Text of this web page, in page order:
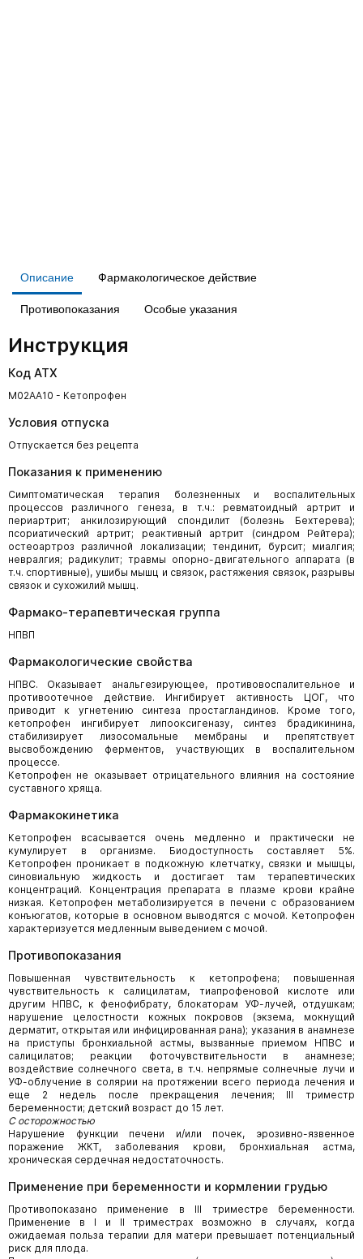
Описание Фармакологическое действие
Противопоказания Особые указания
Инструкция
Код АТХ
M02AA10 - Кетопрофен
Условия отпуска
Отпускается без рецепта
Показания к применению
Симптоматическая терапия болезненных и воспалительных
процессов различного генеза, в т.ч.: ревматоидный артрит и
периартрит; анкилозирующий спондилит (болезнь Бехтерева);
псориатический артрит; реактивный артрит (синдром Рейтера);
остеоартроз различной локализации; тендинит, бурсит; миалгия;
невралгия; радикулит; травмы опорно-двигательного аппарата (в
т.ч. спортивные), ушибы мышц и связок, растяжения связок, разрывы
связок и сухожилий мышц.
Фармако-терапевтическая группа
НПВП
Фармакологические свойства
НПВС. Оказывает анальгезирующее, противовоспалительное и
противоотечное действие. Ингибирует активность ЦОГ, что
приводит к угнетению синтеза простагландинов. Кроме того,
кетопрофен ингибирует липооксигеназу, синтез брадикинина,
стабилизирует лизосомальные мембраны и препятствует
высвобождению ферментов, участвующих в воспалительном
процессе.
Кетопрофен не оказывает отрицательного влияния на состояние
суставного хряща.
Фармакокинетика
Кетопрофен всасывается очень медленно и практически не
кумулирует в организме. Биодоступность составляет 5%.
Кетопрофен проникает в подкожную клетчатку, связки и мышцы,
синовиальную жидкость и достигает там терапевтических
концентраций. Концентрация препарата в плазме крови крайне
низкая. Кетопрофен метаболизируется в печени с образованием
конъюгатов, которые в основном выводятся с мочой. Кетопрофен
характеризуется медленным выведением с мочой.
Противопоказания
Повышенная чувствительность к кетопрофена; повышенная
чувствительность к салицилатам, тиапрофеновой кислоте или
другим НПВС, к фенофибрату, блокаторам УФ-лучей, отдушкам;
нарушение целостности кожных покровов (экзема, мокнущий
дерматит, открытая или инфицированная рана); указания в анамнезе
на приступы бронхиальной астмы, вызванные приемом НПВС и
салицилатов; реакции фоточувствительности в анамнезе;
воздействие солнечного света, в т.ч. непрямые солнечные лучи и
УФ-облучение в солярии на протяжении всего периода лечения и
еще 2 недель после прекращения лечения; III триместр
беременности; детский возраст до 15 лет.
С осторожностью
Нарушение функции печени и/или почек, эрозивно-язвенное
поражение ЖКТ, заболевания крови, бронхиальная астма,
хроническая сердечная недостаточность.
Применение при беременности и кормлении грудью
Противопоказано применение в III триместре беременности.
Применение в I и II триместрах возможно в случаях, когда
ожидаемая польза терапии для матери превышает потенциальный
риск для плода.